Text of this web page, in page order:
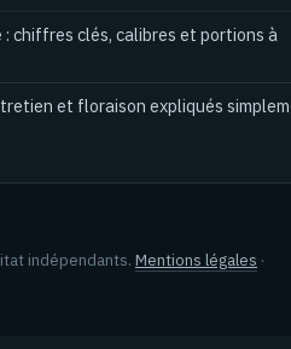
: chiffres clés, calibres et portions à
et floraison expliqués
indépendants. Mentions légales ·